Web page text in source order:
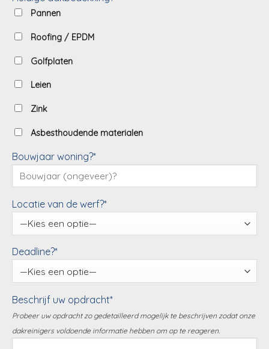
Pannen
Roofing / EPDM
Golfplaten
Leien
Zink
Asbesthoudende materialen
Bouwjaar woning?*
Locatie van de werf?*
Deadline?*
Beschrijf uw opdracht*
Probeer uw opdracht zo gedetailleerd mogelijk te beschrijven zodat onze
dakreinigers voldoende informatie hebben om op te reageren.